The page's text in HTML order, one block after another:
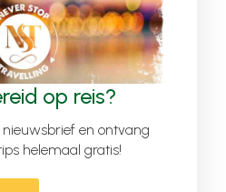
op reis?
en ontvang
helemaal gratis!